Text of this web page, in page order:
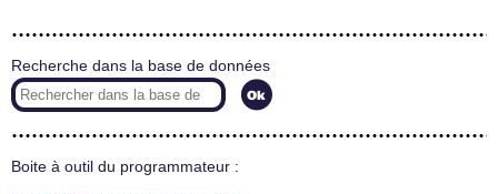
Recherche dans la base de données
Boite à outil du programmateur :